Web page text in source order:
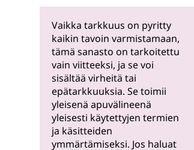
Vaikka tarkkuus on pyritty
kaikin tavoin varmistamaan,
tämä sanasto on tarkoitettu
vain viitteeksi, ja se voi
sisältää virheitä tai
epätarkkuuksia. Se toimii
yleisenä apuvälineenä
yleisesti käytettyjen termien
ja käsitteiden
ymmärtämiseksi. Jos haluat